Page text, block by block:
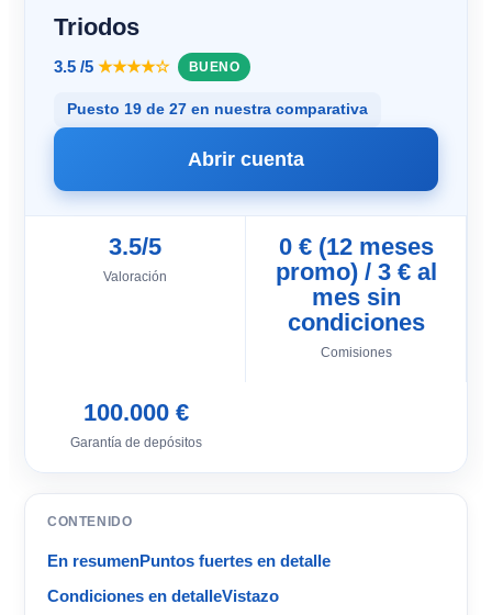
Triodos
3.5 /5 ★★★★☆ BUENO
Puesto 19 de 27 en nuestra comparativa
Abrir cuenta
3.5/5
Valoración
0 € (12 meses
promo) / 3 € al
mes sin
condiciones
Comisiones
100.000 €
Garantía de depósitos
CONTENIDO
En resumenPuntos fuertes en detalle
Condiciones en detalleVistazo